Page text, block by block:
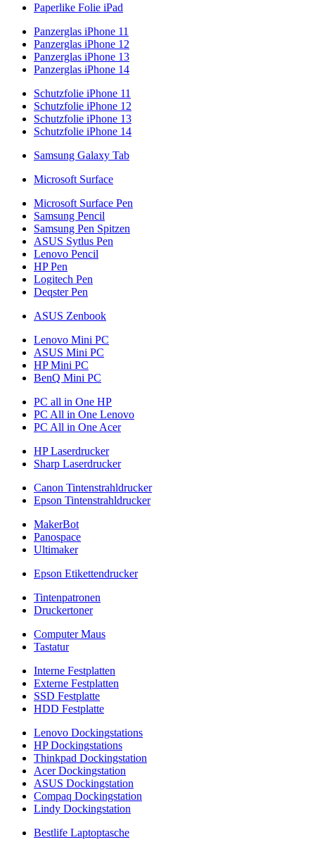
Paperlike Folie iPad
Panzerglas iPhone 11
Panzerglas iPhone 12
Panzerglas iPhone 13
Panzerglas iPhone 14
Schutzfolie iPhone 11
Schutzfolie iPhone 12
Schutzfolie iPhone 13
Schutzfolie iPhone 14
Samsung Galaxy Tab
Microsoft Surface
Microsoft Surface Pen
Samsung Pencil
Samsung Pen Spitzen
ASUS Sytlus Pen
Lenovo Pencil
HP Pen
Logitech Pen
Deqster Pen
ASUS Zenbook
Lenovo Mini PC
ASUS Mini PC
HP Mini PC
BenQ Mini PC
PC all in One HP
PC All in One Lenovo
PC All in One Acer
HP Laserdrucker
Sharp Laserdrucker
Canon Tintenstrahldrucker
Epson Tintenstrahldrucker
MakerBot
Panospace
Ultimaker
Epson Etikettendrucker
Tintenpatronen
Druckertoner
Computer Maus
Tastatur
Interne Festplatten
Externe Festplatten
SSD Festplatte
HDD Festplatte
Lenovo Dockingstations
HP Dockingstations
Thinkpad Dockingstation
Acer Dockingstation
ASUS Dockingstation
Compaq Dockingstation
Lindy Dockingstation
Bestlife Laptoptasche